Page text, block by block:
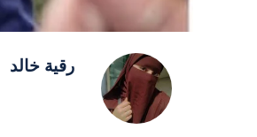
رقية خالد